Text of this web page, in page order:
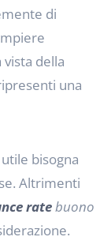
di
vista della
una
bisogna
Altrimenti
ratebuono